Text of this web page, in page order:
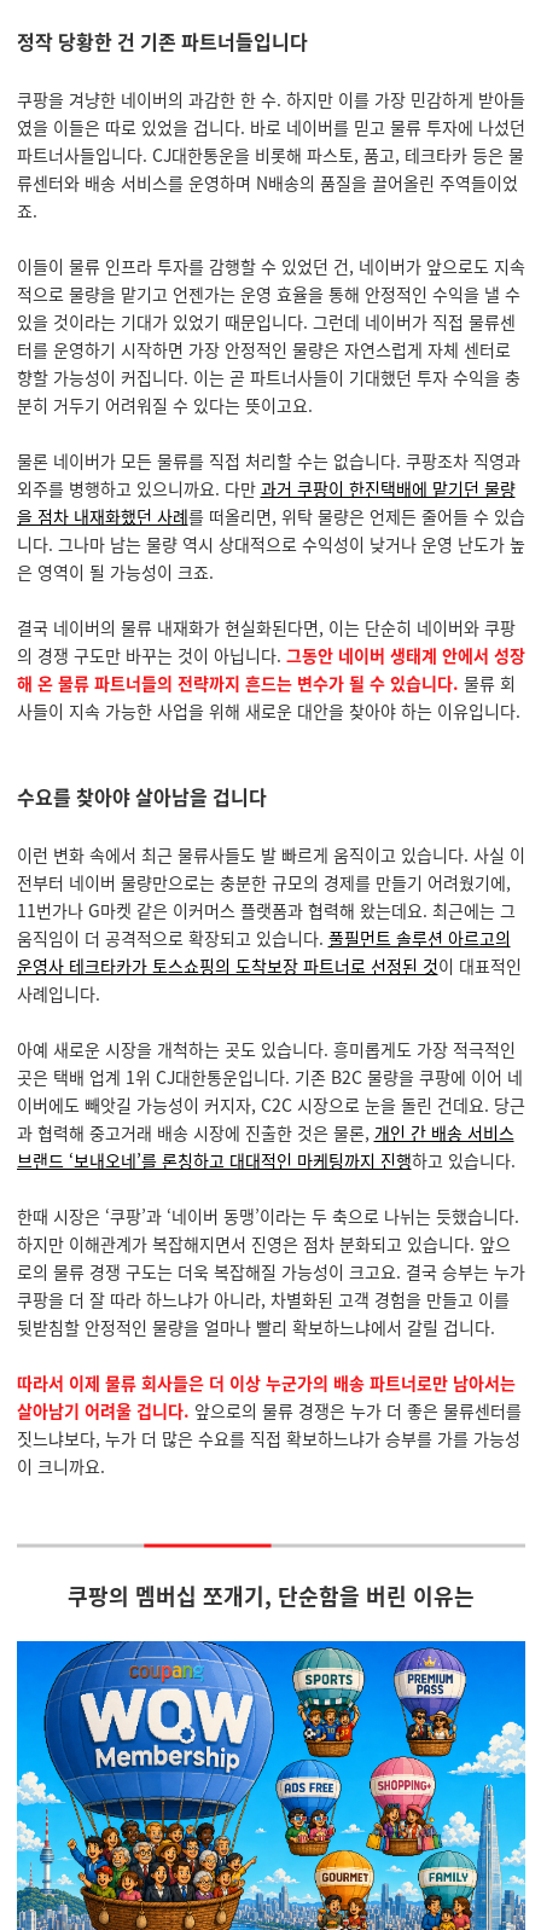
정작 당황한 건 기존 파트너들입니다
쿠팡을 겨냥한 네이버의 과감한 한 수. 하지만 이를 가장 민감하게 받아들
였을 이들은 따로 있었을 겁니다. 바로 네이버를 믿고 물류 투자에 나섰던
파트너사들입니다. CJ대한통운을 비롯해 파스토, 품고, 테크타카 등은 물
류센터와 배송 서비스를 운영하며 N배송의 품질을 끌어올린 주역들이었
죠.
이들이 물류 인프라 투자를 감행할 수 있었던 건, 네이버가 앞으로도 지속
적으로 물량을 맡기고 언젠가는 운영 효율을 통해 안정적인 수익을 낼 수
있을 것이라는 기대가 있었기 때문입니다. 그런데 네이버가 직접 물류센
터를 운영하기 시작하면 가장 안정적인 물량은 자연스럽게 자체 센터로
향할 가능성이 커집니다. 이는 곧 파트너사들이 기대했던 투자 수익을 충
분히 거두기 어려워질 수 있다는 뜻이고요.
물론 네이버가 모든 물류를 직접 처리할 수는 없습니다. 쿠팡조차 직영과
외주를 병행하고 있으니까요. 다만 과거 쿠팡이 한진택배에 맡기던 물량
을 점차 내재화했던 사례를 떠올리면, 위탁 물량은 언제든 줄어들 수 있습
니다. 그나마 남는 물량 역시 상대적으로 수익성이 낮거나 운영 난도가 높
은 영역이 될 가능성이 크죠.
결국 네이버의 물류 내재화가 현실화된다면, 이는 단순히 네이버와 쿠팡
의 경쟁 구도만 바꾸는 것이 아닙니다. 그동안 네이버 생태계 안에서 성장
해 온 물류 파트너들의 전략까지 흔드는 변수가 될 수 있습니다. 물류 회
사들이 지속 가능한 사업을 위해 새로운 대안을 찾아야 하는 이유입니다.
수요를 찾아야 살아남을 겁니다
이런 변화 속에서 최근 물류사들도 발 빠르게 움직이고 있습니다. 사실 이
전부터 네이버 물량만으로는 충분한 규모의 경제를 만들기 어려웠기에,
11번가나 G마켓 같은 이커머스 플랫폼과 협력해 왔는데요. 최근에는 그
움직임이 더 공격적으로 확장되고 있습니다. 풀필먼트 솔루션 아르고의
운영사 테크타카가 토스쇼핑의 도착보장 파트너로 선정된 것이 대표적인
사례입니다.
아예 새로운 시장을 개척하는 곳도 있습니다. 흥미롭게도 가장 적극적인
곳은 택배 업계 1위 CJ대한통운입니다. 기존 B2C 물량을 쿠팡에 이어 네
이버에도 빼앗길 가능성이 커지자, C2C 시장으로 눈을 돌린 건데요. 당근
과 협력해 중고거래 배송 시장에 진출한 것은 물론, 개인 간 배송 서비스
브랜드 ‘보내오네’를 론칭하고 대대적인 마케팅까지 진행하고 있습니다.
한때 시장은 ‘쿠팡’과 ‘네이버 동맹’이라는 두 축으로 나뉘는 듯했습니다.
하지만 이해관계가 복잡해지면서 진영은 점차 분화되고 있습니다. 앞으
로의 물류 경쟁 구도는 더욱 복잡해질 가능성이 크고요. 결국 승부는 누가
쿠팡을 더 잘 따라 하느냐가 아니라, 차별화된 고객 경험을 만들고 이를
뒷받침할 안정적인 물량을 얼마나 빨리 확보하느냐에서 갈릴 겁니다.
따라서 이제 물류 회사들은 더 이상 누군가의 배송 파트너로만 남아서는
살아남기 어려울 겁니다. 앞으로의 물류 경쟁은 누가 더 좋은 물류센터를
짓느냐보다, 누가 더 많은 수요를 직접 확보하느냐가 승부를 가를 가능성
이 크니까요.
쿠팡의 멤버십 쪼개기, 단순함을 버린 이유는